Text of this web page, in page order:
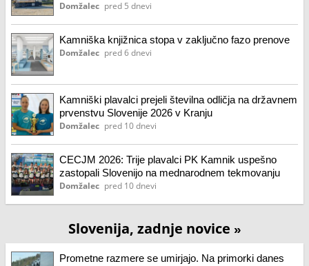
Domžalec pred 5 dnevi
Kamniška knjižnica stopa v zaključno fazo prenove
Domžalec pred 6 dnevi
Kamniški plavalci prejeli številna odličja na državnem
prvenstvu Slovenije 2026 v Kranju
Domžalec pred 10 dnevi
CECJM 2026: Trije plavalci PK Kamnik uspešno
zastopali Slovenijo na mednarodnem tekmovanju
Domžalec pred 10 dnevi
Slovenija, zadnje novice »
Prometne razmere se umirjajo. Na primorki danes